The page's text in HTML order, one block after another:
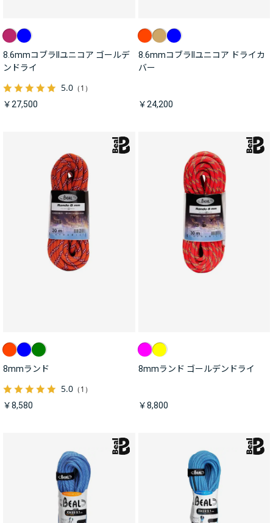
8.6mmコブラIIユニコア ゴールデ
ンドライ
5.0 （1）
￥27,500
8.6mmコブラIIユニコア ドライカ
バー
￥24,200
8mmランド
5.0 （1）
￥8,580
8mmランド ゴールデンドライ
￥8,800